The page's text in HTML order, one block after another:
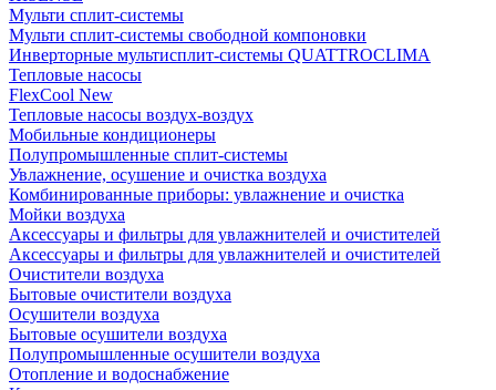
Мульти сплит-системы
Мульти сплит-системы свободной компоновки
Инверторные мультисплит-системы QUATTROCLIMA
Тепловые насосы
FlexCool New
Тепловые насосы воздух-воздух
Мобильные кондиционеры
Полупромышленные сплит-системы
Увлажнение, осушение и очистка воздуха
Комбинированные приборы: увлажнение и очистка
Мойки воздуха
Аксессуары и фильтры для увлажнителей и очистителей
Аксессуары и фильтры для увлажнителей и очистителей
Очистители воздуха
Бытовые очистители воздуха
Осушители воздуха
Бытовые осушители воздуха
Полупромышленные осушители воздуха
Отопление и водоснабжение